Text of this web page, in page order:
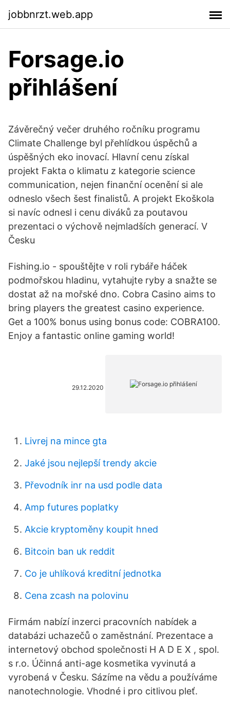
jobbnrzt.web.app
Forsage.io
přihlášení
Závěrečný večer druhého ročníku programu
Climate Challenge byl přehlídkou úspěchů a
úspěšných eko inovací. Hlavní cenu získal
projekt Fakta o klimatu z kategorie science
communication, nejen finanční ocenění si ale
odneslo všech šest finalistů. A projekt Ekoškola
si navíc odnesl i cenu diváků za poutavou
prezentaci o výchově nejmladších generací. V
Česku
Fishing.io - spouštějte v roli rybáře háček
podmořskou hladinu, vytahujte ryby a snažte se
dostat až na mořské dno. Cobra Casino aims to
bring players the greatest casino experience.
Get a 100% bonus using bonus code: COBRA100.
Enjoy a fantastic online gaming world!
29.12.2020
Livrej na mince gta
Jaké jsou nejlepší trendy akcie
Převodník inr na usd podle data
Amp futures poplatky
Akcie kryptoměny koupit hned
Bitcoin ban uk reddit
Co je uhlíková kreditní jednotka
Cena zcash na polovinu
Firmám nabízí inzerci pracovních nabídek a
databázi uchazečů o zaměstnání. Prezentace a
internetový obchod společnosti H A D E X , spol.
s r.o. Účinná anti-age kosmetika vyvinutá a
vyrobená v Česku. Sázíme na vědu a používáme
nanotechnologie. Vhodné i pro citlivou pleť.